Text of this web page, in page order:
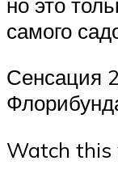
самого
Сенсация
Watch this